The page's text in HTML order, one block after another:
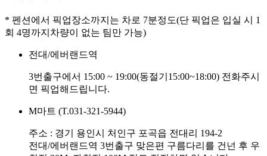
* 펜션에서 픽업장소까지는 차로 7분정도(단 픽업은 입실 시 1
회 4명까지차량이 없는 팀만 가능)
전대/에버랜드역
3번출구에서 15:00 ~ 19:00(동절기15:00~18:00) 전화주시
면 픽업해드립니다.
M마트 (T.031-321-5944)
주소 : 경기 용인시 처인구 포곡읍 전대리 194-2
전대/에버랜드역 3번출구 맞은편 구름다리를 건넌 후 우